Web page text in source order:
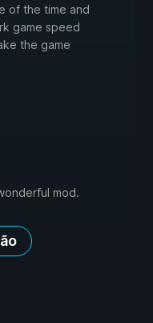
of the time and
game speed
the game
mod.